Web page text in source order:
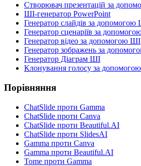
Створювач презентацій за
ШІ-генератор PowerPoint
Генератор слайдів за допомогою
Генератор сценаріїв за
Генератор відео за допомогою ШІ
Генератор зображень за
Генератор Діаграм ШІ
Клонування голосу за
Порівняння
ChatSlide проти Gamma
ChatSlide проти Canva
ChatSlide проти Beautiful.AI
ChatSlide проти SlidesAI
Gamma проти Canva
Gamma проти Beautiful.AI
Tome проти Gamma